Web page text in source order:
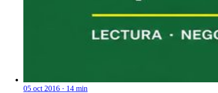
05 oct 2016 · 14 min